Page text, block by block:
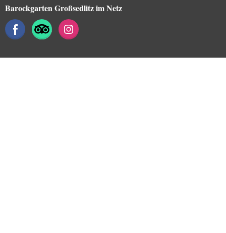
Barockgarten Großsedlitz im Netz